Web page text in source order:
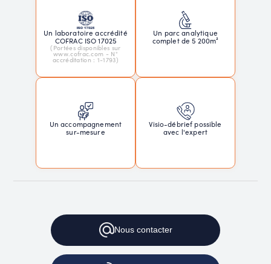
Un laboratoire accrédité
COFRAC ISO 17025
(Portées disponibles sur
www.cofrac.com - N°
accréditation : 1-1793)
Un parc analytique
complet de 5 200m²
Un accompagnement
sur-mesure
Visio-débrief possible
avec l'expert
Nouscontacter